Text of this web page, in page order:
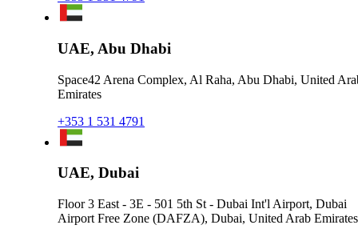
UAE, Abu Dhabi
Space42 Arena Complex, Al Raha, Abu Dhabi, United
Emirates
+353 1 531 4791
UAE, Dubai
Floor 3 East - 3E - 501 5th St - Dubai Int'l Airport, Dubai
Airport Free Zone (DAFZA), Dubai, United Arab Emirates